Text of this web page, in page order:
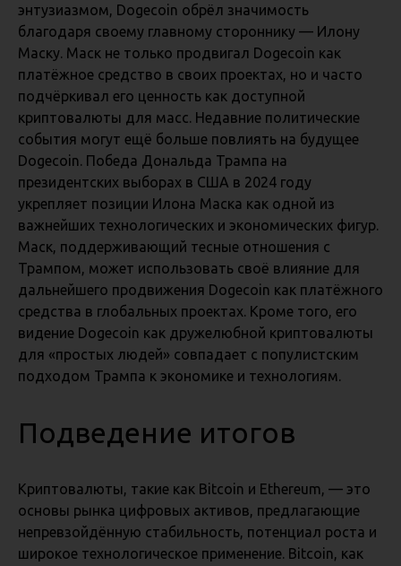
энтузиазмом, Dogecoin обрёл значимость
благодаря своему главному стороннику — Илону
Маску. Маск не только продвигал Dogecoin как
платёжное средство в своих проектах, но и часто
подчёркивал его ценность как доступной
криптовалюты для масс. Недавние политические
события могут ещё больше повлиять на будущее
Dogecoin. Победа Дональда Трампа на
президентских выборах в США в 2024 году
укрепляет позиции Илона Маска как одной из
важнейших технологических и экономических фигур.
Маск, поддерживающий тесные отношения с
Трампом, может использовать своё влияние для
дальнейшего продвижения Dogecoin как платёжного
средства в глобальных проектах. Кроме того, его
видение Dogecoin как дружелюбной криптовалюты
для «простых людей» совпадает с популистским
подходом Трампа к экономике и технологиям.
Подведение итогов
Криптовалюты, такие как Bitcoin и Ethereum, — это
основы рынка цифровых активов, предлагающие
непревзойдённую стабильность, потенциал роста и
широкое технологическое применение. Bitcoin, как